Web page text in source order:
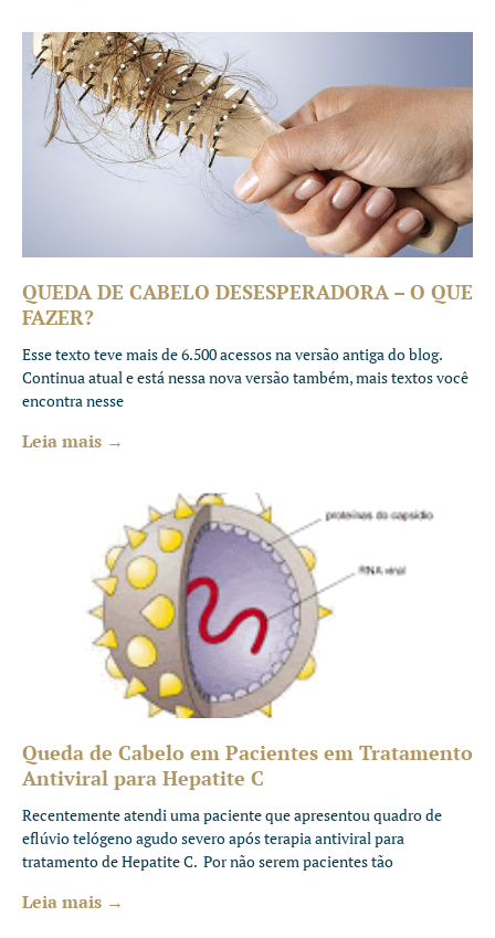
QUEDA DE CABELO DESESPERADORA – O QUE
FAZER?
Esse texto teve mais de 6.500 acessos na versão antiga do blog.
Continua atual e está nessa nova versão também, mais textos você
encontra nesse
Leia mais →
Queda de Cabelo em Pacientes em Tratamento
Antiviral para Hepatite C
Recentemente atendi uma paciente que apresentou quadro de
eflúvio telógeno agudo severo após terapia antiviral para
tratamento de Hepatite C. Por não serem pacientes tão
Leia mais →